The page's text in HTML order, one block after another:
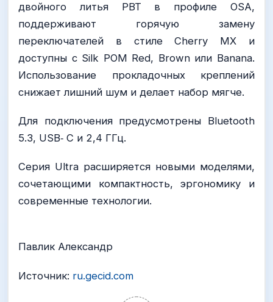
двойного литья PBT в профиле OSA,
поддерживают горячую замену
переключателей в стиле Cherry MX и
доступны с Silk POM Red, Brown или Banana.
Использование прокладочных креплений
снижает лишний шум и делает набор мягче.
Для подключения предусмотрены Bluetooth
5.3, USB‑ C и 2,4 ГГц.
Серия Ultra расширяется новыми моделями,
сочетающими компактность, эргономику и
современные технологии.
Павлик Александр
Источник: ru.gecid.com